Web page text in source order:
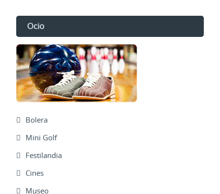
Ocio
Bolera
Mini Golf
Festilandia
Cines
Museo